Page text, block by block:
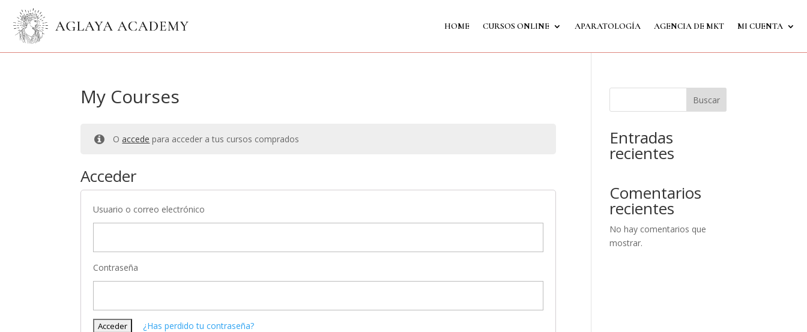
HOME CURSOS ONLINE APARATOLOGÍA AGENCIA DE MKT MI CUENTA
My Courses
Oaccede para acceder a tus cursos comprados
Acceder
Usuario o correo electrónico
Contraseña
¿Has perdido tu contraseña?
Buscar
Entradas
recientes
Comentarios
recientes
No hay comentarios que
mostrar.